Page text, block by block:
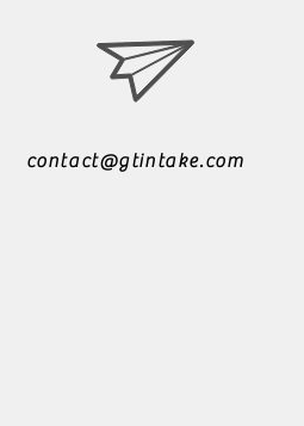
contact@gtintake.com